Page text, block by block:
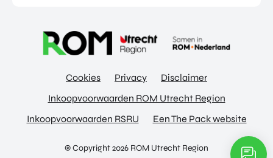
Cookies Privacy
Disclaimer
Inkoopvoorwaarden ROM Utrecht Region
Inkoopvoorwaarden RSRU
Een The Pack website
© Copyright 2026 ROM Utrecht Region